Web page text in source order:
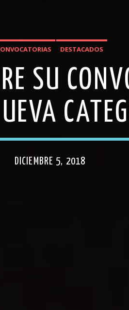
DESTACADOS
SU
DICIEMBRE 5, 2018